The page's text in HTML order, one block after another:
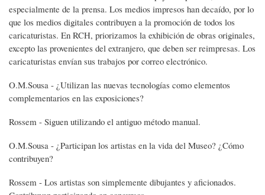
especialmente de la prensa. Los medios impresos han decaído, por lo
que los medios digitales contribuyen a la promoción de todos los
caricaturistas. En RCH, priorizamos la exhibición de obras originales,
excepto las provenientes del extranjero, que deben ser reimpresas. Los
caricaturistas envían sus trabajos por correo electrónico.
O.M.Sousa - ¿Utilizan las nuevas tecnologías como elementos
complementarios en las exposiciones?
Rossem - Siguen utilizando el antiguo método manual.
O.M.Sousa - ¿Participan los artistas en la vida del Museo? ¿Cómo
contribuyen?
Rossem - Los artistas son simplemente dibujantes y aficionados.